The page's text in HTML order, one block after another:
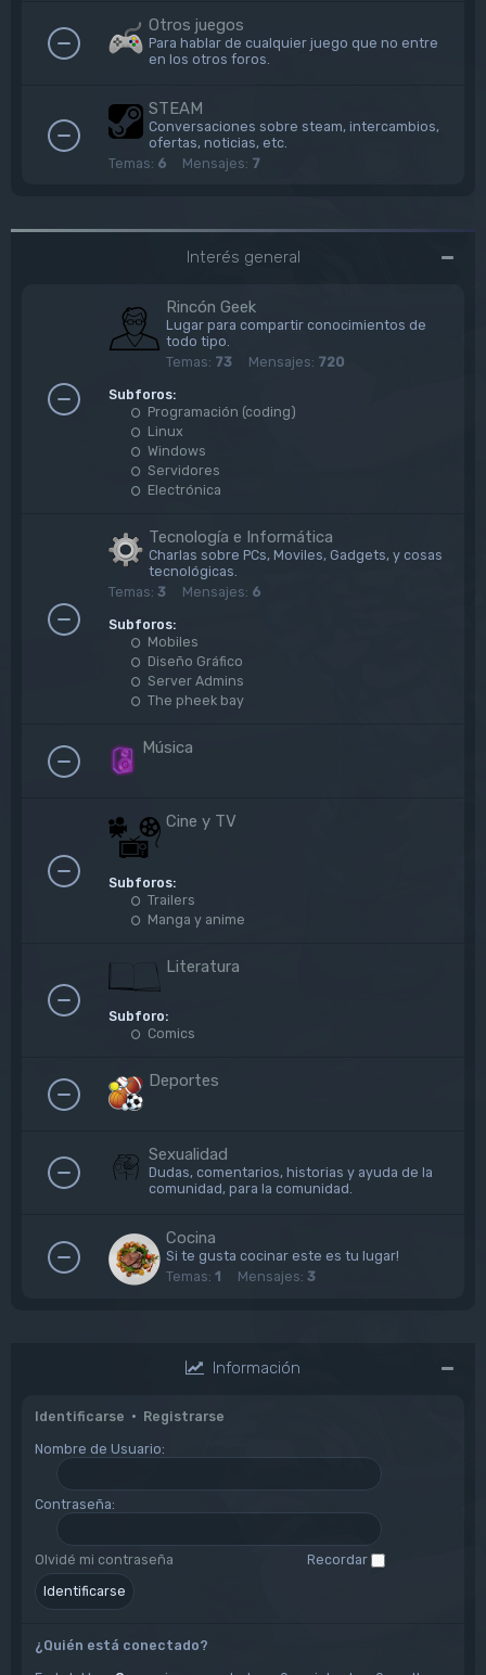
Otros juegos
Para hablar de cualquier juego que no entre
en los otros foros.
STEAM
Conversaciones sobre steam, intercambios,
ofertas, noticias, etc.
Temas: 6 Mensajes: 7
Interés general
Rincón Geek
Lugar para compartir conocimientos de
todo tipo.
Temas: 73 Mensajes: 720
Subforos:
Programación (coding)
Linux
Windows
Servidores
Electrónica
Tecnología e Informática
Charlas sobre PCs, Moviles, Gadgets, y cosas
tecnológicas.
Temas: 3 Mensajes: 6
Subforos:
Mobiles
Diseño Gráfico
Server Admins
The pheek bay
Música
Cine y TV
Subforos:
Trailers
Manga y anime
Literatura
Subforo:
Comics
Deportes
Sexualidad
Dudas, comentarios, historias y ayuda de la
comunidad, para la comunidad.
Cocina
Si te gusta cocinar este es tu lugar!
Temas: 1 Mensajes: 3
Información
Identificarse • Registrarse
Nombre de Usuario:
Contraseña:
Olvidé mi contraseña Recordar
¿Quién está conectado?